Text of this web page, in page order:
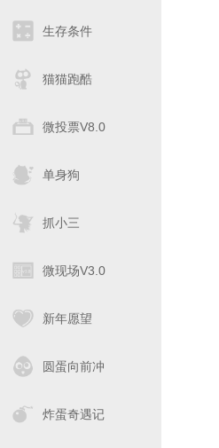
生存条件
猫猫跑酷
微投票V8.0
单身狗
抓小三
微现场V3.0
新年愿望
圆蛋向前冲
炸蛋奇遇记